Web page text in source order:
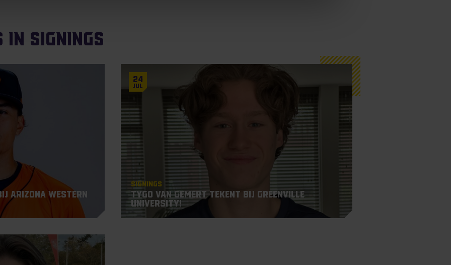
Signings
Arizona Western
24
Jul
Signings
Tygo van Gemert tekent bij Greenville
University!